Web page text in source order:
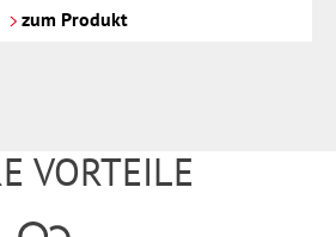
zum Produkt
VORTEILE